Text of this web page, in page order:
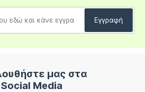
μας στα
Social Media